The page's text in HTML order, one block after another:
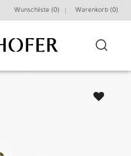
Wunschliste (0) Warenkorb (0)